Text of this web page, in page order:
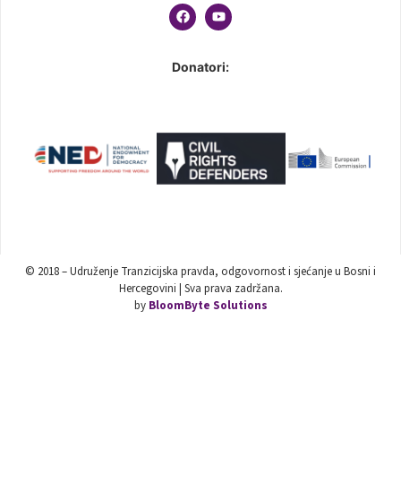
Donatori:
© 2018 – Udruženje Tranzicijska pravda, odgovornost i sjećanje u Bosni i
Hercegovini | Sva prava zadržana.
by BloomByte Solutions